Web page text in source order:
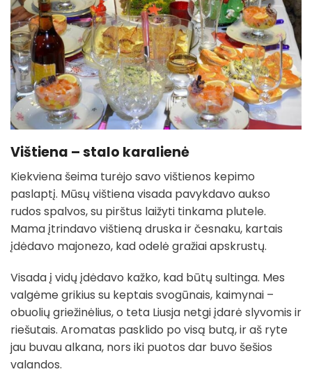
Vištiena – stalo karalienė
Kiekviena šeima turėjo savo vištienos kepimo
paslaptį. Mūsų vištiena visada pavykdavo aukso
rudos spalvos, su pirštus laižyti tinkama plutele.
Mama įtrindavo vištieną druska ir česnaku, kartais
įdėdavo majonezo, kad odelė gražiai apskrustų.
Visada į vidų įdėdavo kažko, kad būtų sultinga. Mes
valgėme grikius su keptais svogūnais, kaimynai –
obuolių griežinėlius, o teta Liusja netgi įdarė slyvomis ir
riešutais. Aromatas pasklido po visą butą, ir aš ryte
jau buvau alkana, nors iki puotos dar buvo šešios
valandos.